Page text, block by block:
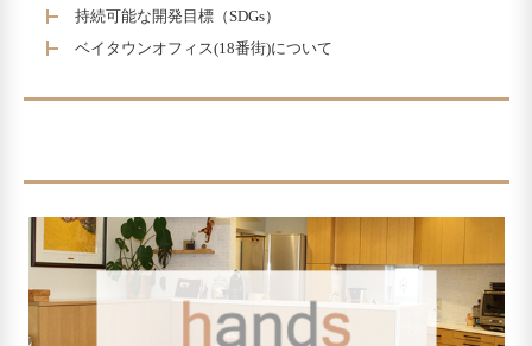
持続可能な開発目標（SDGs）
ベイタウンオフィス(18番街)について